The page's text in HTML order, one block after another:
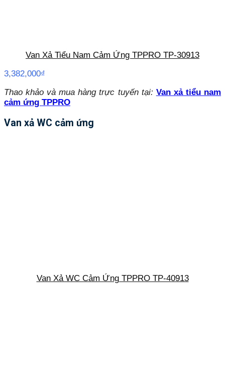
Van Xả Tiểu Nam Cảm Ứng TPPRO TP-30913
3,382,000₫
Thao khảo và mua hàng trực tuyến tại: Van xả tiểu nam
cảm ứng TPPRO
Van xả WC cảm ứng
Van Xả WC Cảm Ứng TPPRO TP-40913